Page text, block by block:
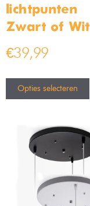
lichtpunten –
Zwart of Wit
€39,99
Opties selecteren